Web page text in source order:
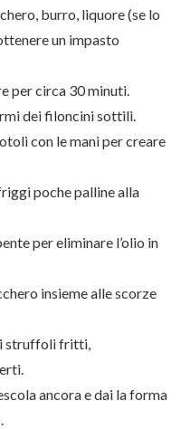
burro, liquore (se lo
un impasto
per circa 30 minuti.
dei filoncini sottili.
con le mani per creare
poche palline alla
per eliminare l’olio in
insieme alle scorze
struffoli fritti,
ancora e dai la forma